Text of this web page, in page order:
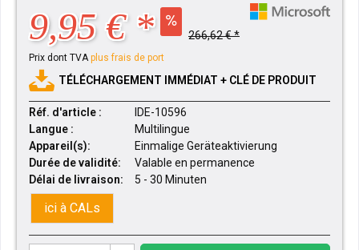
9,95 € * 266,62 € *
Prix dont TVAplus frais de port
TÉLÉCHARGEMENT IMMÉDIAT + CLÉ DE PRODUIT
Réf. d'article :
IDE-10596
Langue :
Multilingue
Appareil(s):
Einmalige Geräteaktivierung
Durée de validité:
Valable en permanence
Délai de livraison:
5 - 30 Minuten
ici à CALs